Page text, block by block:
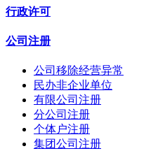
行政许可
公司注册
公司移除经营异常
民办非企业单位
有限公司注册
分公司注册
个体户注册
集团公司注册